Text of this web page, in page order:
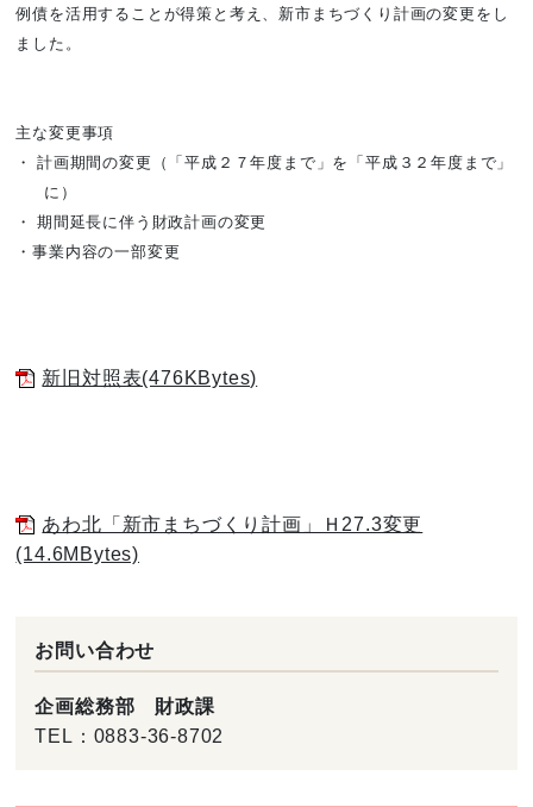
例債を活用することが得策と考え、新市まちづくり計画の変更をし
ました。
主な変更事項
・
計画期間の変更（「平成２７年度まで」を「平成３２年度まで」
に）
・
期間延長に伴う財政計画の変更
・事業内容の一部変更
新旧対照表(476KBytes)
あわ北「新市まちづくり計画」Ｈ27.3変更
(14.6MBytes)
お問い合わせ
企画総務部 財政課
TEL： 0883-36-8702